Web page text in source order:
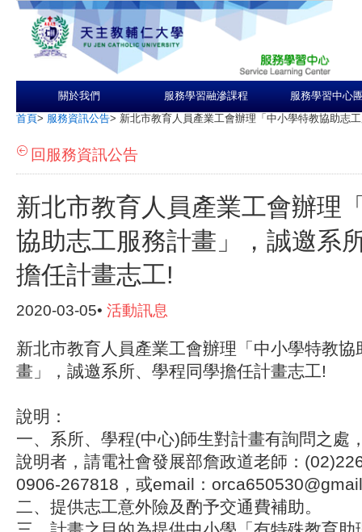
關於我們 服務學習融滲課程 服務學習中心
首頁> 服務資訊公告> 新北市教育人員產業工會辦理「中小學特教協助志
回服務資訊公告
新北市教育人員產業工會辦理
協助志工服務計畫」，誠邀系
擔任計畫志工!
2020-03-05• 活動訊息
新北市教育人員產業工會辦理「中小學特教協
畫」，誠邀系所、學程同學擔任計畫志工!
說明：
一、系所、學程(中心)師生對計畫有詢問之處
說明者，請電社會發展部詹政道老師：
0906-267818，或email：
二、提供志工意外險及酌予交通費補助。